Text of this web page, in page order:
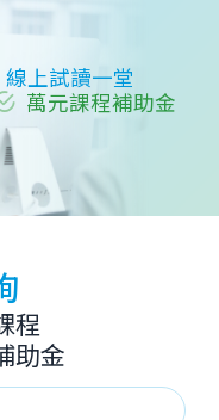
線上試讀一堂
萬元課程補助金
程
助金